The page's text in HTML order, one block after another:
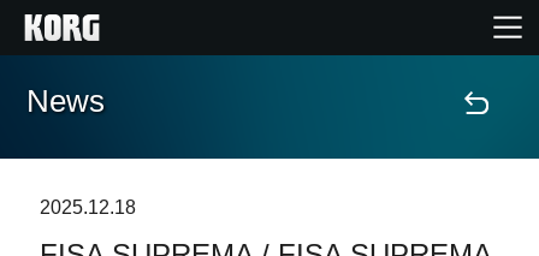
Home
Import Products
News
2025.12.18